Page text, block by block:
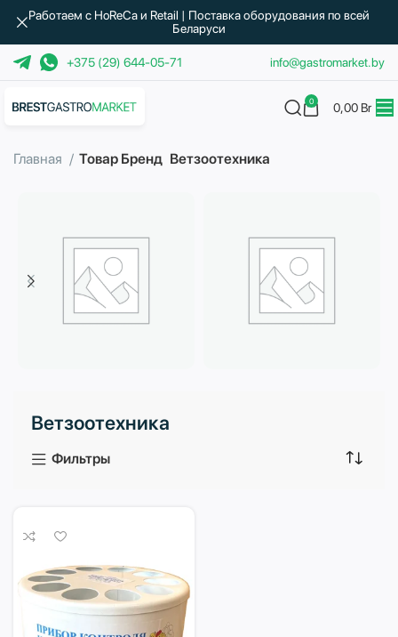
+375 (29) 644-05-71 info@gastromarket.by
0 0,00 Br
Главная Товар Бренд Ветзоотехника
3 продукта
Ветзоотехника
Фильтры
Работаем с HoReCa и Retail | Поставка оборудования по всей
Беларуси